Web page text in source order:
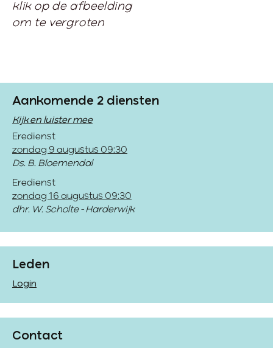
klik op de afbeelding
om te vergroten
Aankomende 2 diensten
Kijk en luister mee
Eredienst
zondag 9 augustus 09:30
Ds. B. Bloemendal
Eredienst
zondag 16 augustus 09:30
dhr. W. Scholte - Harderwijk
Leden
Login
Contact